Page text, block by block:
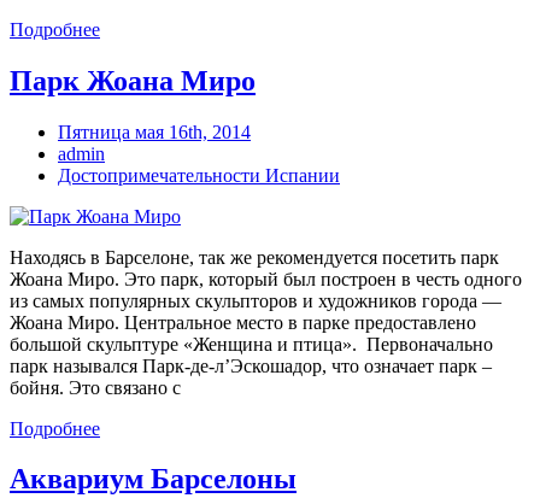
Подробнее
Парк Жоана Миро
Пятница мая 16th, 2014
admin
Достопримечательности Испании
Находясь в Барселоне, так же рекомендуется посетить парк
Жоана Миро. Это парк, который был построен в честь одного
из самых популярных скульпторов и художников города —
Жоана Миро. Центральное место в парке предоставлено
большой скульптуре «Женщина и птица». Первоначально
парк назывался Парк-де-л’Эскошадор, что означает парк –
бойня. Это связано с
Подробнее
Аквариум Барселоны